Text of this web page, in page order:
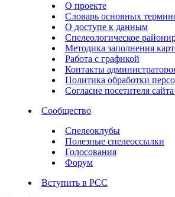
О проекте
Словарь основных
О доступе к данным
Спелеологическое
Методика заполнения
Работа с графикой
Контакты
Политика обработки
Согласие посетителя
Сообщество
Спелеоклубы
Полезные спелеоссылки
Голосования
Форум
Вступить в РСС